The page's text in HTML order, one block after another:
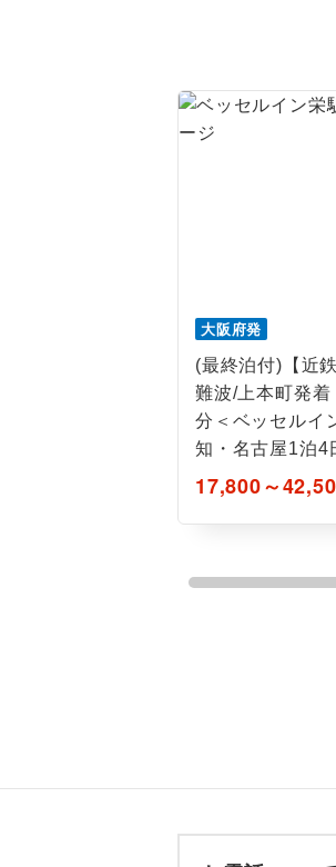
大阪府発
(最終泊付)【近
難波/上本町発
分＜ベッセルイ
知・名古屋1泊4
17,800～